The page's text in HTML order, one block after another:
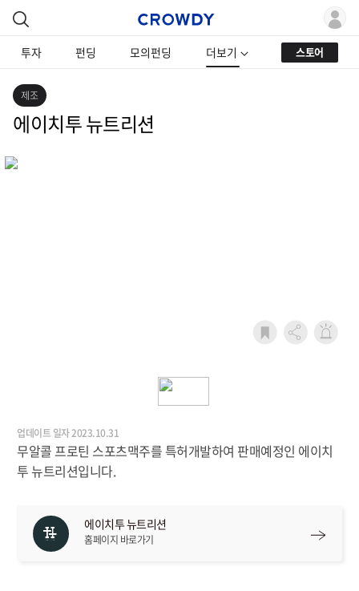
투자 펀딩 모의펀딩 더보기 스토어
제조
에이치투 뉴트리션
업데이트 일자 2023.10.31
무알콜 프로틴 스포츠맥주를 특허개발하여 판매예정인 에이치
투 뉴트리션입니다.
에이치투 뉴트리션
홈페이지 바로가기